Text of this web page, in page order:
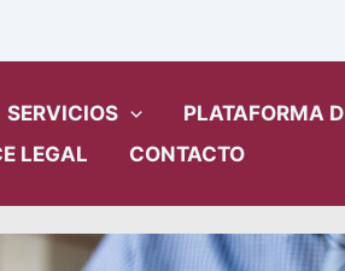
SERVICIOS
PLATAFORMA
LEGAL
CONTACTO